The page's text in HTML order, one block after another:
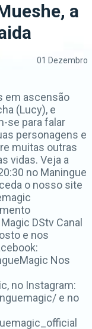
a
01 Dezembro
em ascensão
(Lucy), e
se para falar
personagens e
muitas outras
vidas. Veja a
no Maningue
o nosso site
DStv Canal
e nos
Nos
no Instagram:
e no